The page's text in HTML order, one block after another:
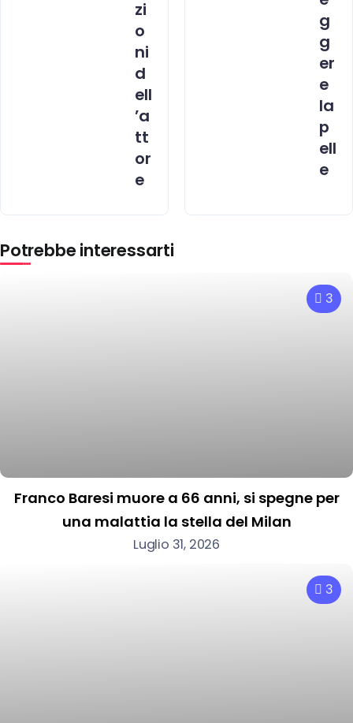
zi
o
ni
d
ell
’a
tt
or
e
g
g
er
e
la
p
ell
e
Potrebbe interessarti
3
Franco Baresi muore a 66 anni, si spegne per
una malattia la stella del Milan
Luglio 31, 2026
3